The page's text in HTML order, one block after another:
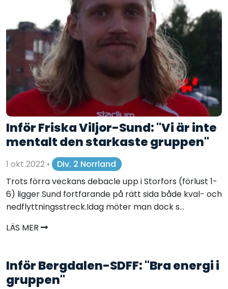
Inför Friska Viljor-Sund: "Vi är inte
mentalt den starkaste gruppen"
1 okt 2022 •
Div. 2 Norrland
Trots förra veckans debacle upp i Storfors (förlust 1-
6) ligger Sund fortfarande på rätt sida både kval- och
nedflyttningsstreck.Idag möter man dock s...
LÄS MER
Inför Bergdalen-SDFF: "Bra energi i
gruppen"